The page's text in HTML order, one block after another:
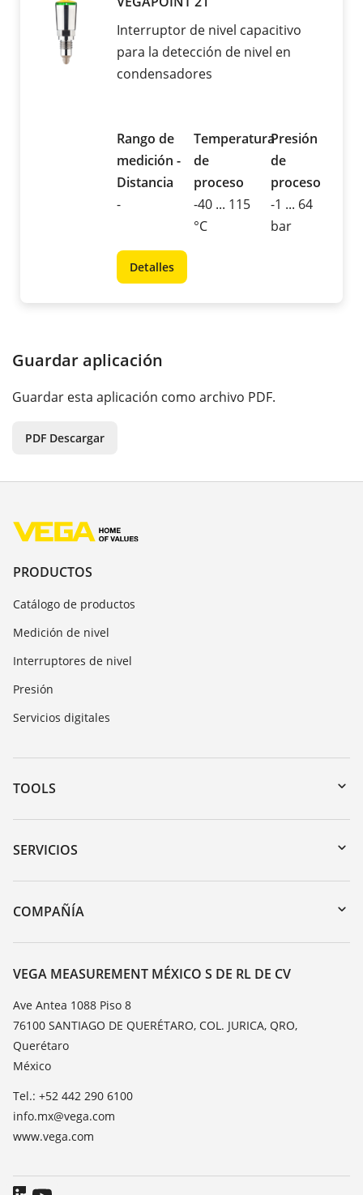
Interruptor de nivel capacitivo
para la detección de nivel en
condensadores
Rango de
medición -
Distancia
-
Temperatura
de
proceso
-40 ... 115
°C
Presión
de
proceso
-1 ... 64
bar
Detalles
Guardar aplicación
Guardar esta aplicación como archivo PDF.
PDF Descargar
PRODUCTOS
Catálogo de productos
Medición de nivel
Interruptores de nivel
Presión
Servicios digitales
TOOLS
Zona de descarga
Búsqueda por número de serie
DTM Collection/PACTware
SERVICIOS
Devolución de instrumentos
Cursos de formacion
TeamViewer
COMPAÑÍA
Acerca de VEGA
Contacto
Notícias
Prensa
Blog
VEGA MEASUREMENT MÉXICO S DE RL DE CV
Ave Antea 1088 Piso 8
76100 SANTIAGO DE QUERÉTARO, COL. JURICA, QRO,
Querétaro
México
Tel.: +52 442 290 6100
info.mx@vega.com
www.vega.com